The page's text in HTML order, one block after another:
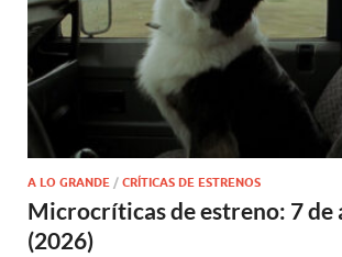
A LO GRANDE / CRÍTICAS DE ESTRENOS
Microcríticas de estreno: 7 de
(2026)